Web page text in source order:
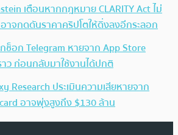
เตือนหากกฎหมาย CLARITY Act ไม่
าจกดดันราคาคริปโตให้ดิ่งลงอีกระลอก
ช็อก Telegram หายจาก App Store
ว ก่อนกลับมาใช้งานได้ปกติ
Research ประเมินความเสียหายจาก
อาจพุ่งสูงถึง $130 ล้าน